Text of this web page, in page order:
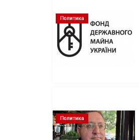
Политика
Политика